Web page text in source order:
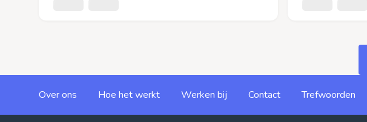
Over ons Hoe het werkt Werken bij Contact Trefwoorden